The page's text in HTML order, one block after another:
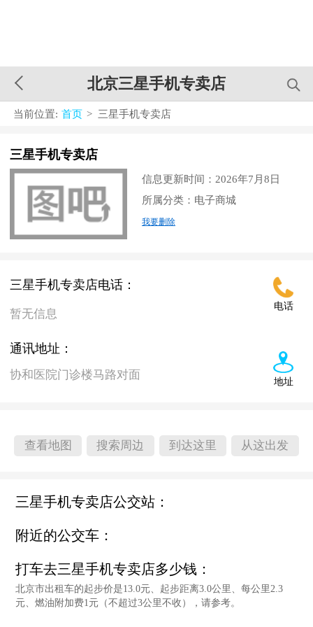
北京三星手机专卖店
当前位置: 首页 > 三星手机专卖店
三星手机专卖店
信息更新时间：2026年7月8日
所属分类：电子商城
我要删除
电话
三星手机专卖店电话：
暂无信息
地址
通讯地址：
协和医院门诊楼马路对面
查看地图 搜索周边 到达这里 从这出发
三星手机专卖店公交站：
附近的公交车：
打车去三星手机专卖店多少钱：
北京市出租车的起步价是13.0元、起步距离3.0公里、每公里2.3
元、燃油附加费1元（不超过3公里不收），请参考。